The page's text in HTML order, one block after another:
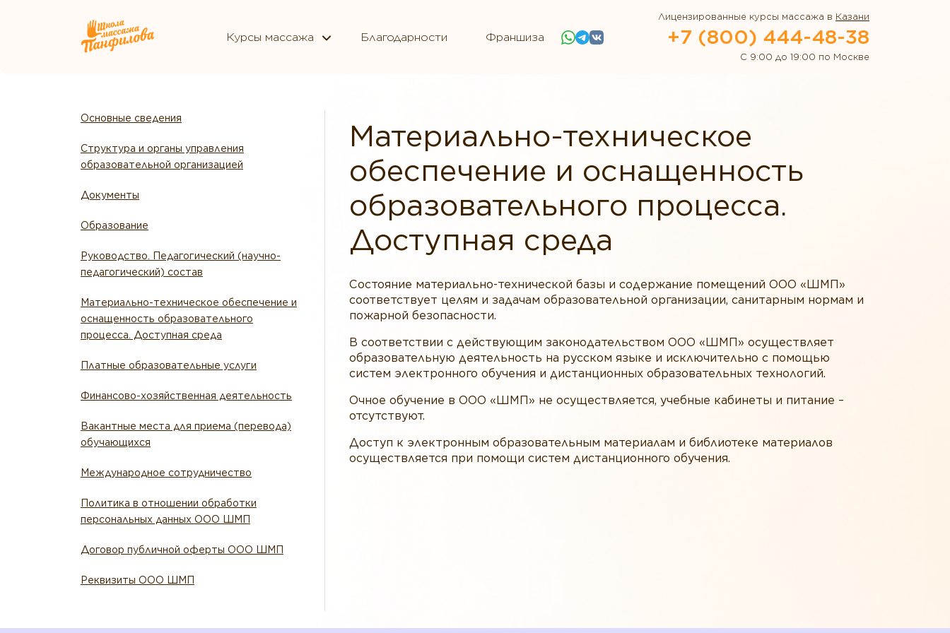
Курсы массажа Благодарности Франшиза
Лицензированные курсы массажа в Казани
+7 (800) 444-48-38
С 9:00 до 19:00 по Москве
Основные сведения
Структура и органы управления
образовательной организацией
Документы
Образование
Руководство. Педагогический (научно-
педагогический) состав
Материально-техническое обеспечение и
оснащенность образовательного
процесса. Доступная среда
Платные образовательные услуги
Финансово-хозяйственная деятельность
Вакантные места для приема (перевода)
обучающихся
Международное сотрудничество
Политика в отношении обработки
персональных данных ООО ШМП
Договор публичной оферты ООО ШМП
Реквизиты ООО ШМП
Материально-техническое
обеспечение и оснащенность
образовательного процесса.
Доступная среда
Состояние материально-технической базы и содержание помещений ООО «ШМП»
соответствует целям и задачам образовательной организации, санитарным нормам и
пожарной безопасности.
В соответствии с действующим законодательством ООО «ШМП» осуществляет
образовательную деятельность на русском языке и исключительно с помощью
систем электронного обучения и дистанционных образовательных технологий.
Очное обучение в ООО «ШМП» не осуществляется, учебные кабинеты и питание –
отсутствуют.
Доступ к электронным образовательным материалам и библиотеке материалов
осуществляется при помощи систем дистанционного обучения.